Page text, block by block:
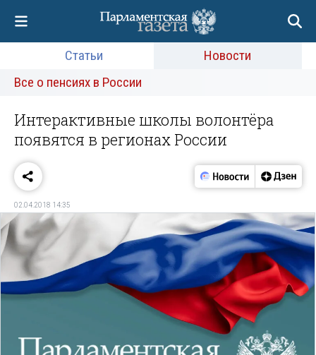
Статьи
Новости
Все о пенсиях в России
Интерактивные школы волонтёра
появятся в регионах России
02.04.2018 14:35